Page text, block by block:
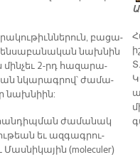
բա­ցա­
կեն­սա­բա­նա­կան նախ­նին
մին­չեւ 2-րդ հա­զա­րա­
նկա­րա­գ­րով՝ ժա­մա­
նախ­նիին:
հան­դիպ­ման ժա­մա­նակ
եւ ազ­գագ­րու­
(moleculer)